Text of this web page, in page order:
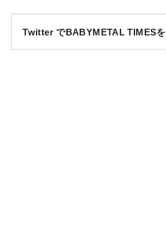
Twitter でBABYMETAL TIMESを